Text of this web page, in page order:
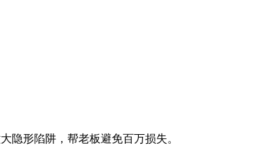
隐形陷阱，帮老板避免百万损失。